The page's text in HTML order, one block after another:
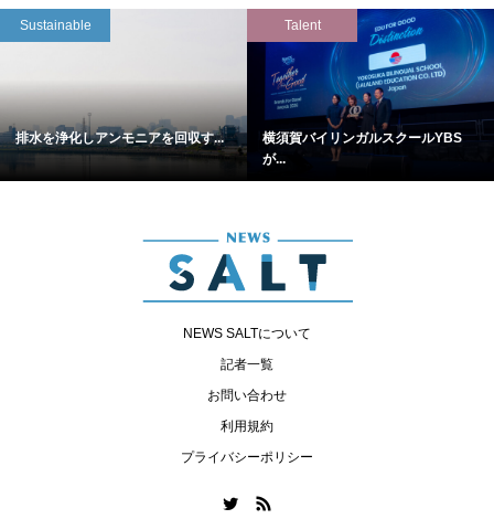
Sustainable
排水を浄化しアンモニアを回収す...
Talent
横須賀バイリンガルスクールYBS
が...
NEWS SALTについて
記者一覧
お問い合わせ
利用規約
プライバシーポリシー